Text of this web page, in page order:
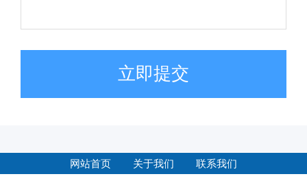
立即提交
网站首页 关于我们 联系我们